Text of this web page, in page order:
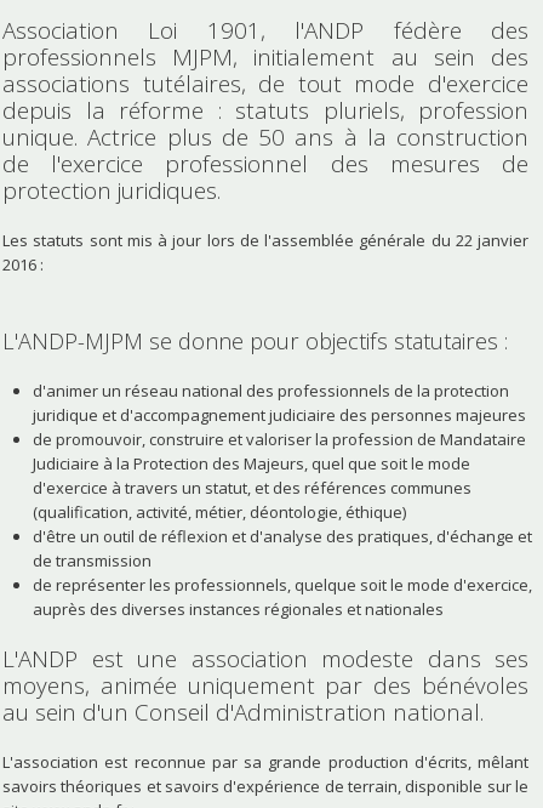
Association Loi 1901, l'ANDP fédère des
professionnels MJPM, initialement au sein des
associations tutélaires, de tout mode d'exercice
depuis la réforme : statuts pluriels, profession
unique. Actrice plus de 50 ans à la construction
de l'exercice professionnel des mesures de
protection juridiques.
Les statuts sont mis à jour lors de l'assemblée générale du 22 janvier
2016 :
L'ANDP-MJPM se donne pour objectifs statutaires :
d'animer un réseau national des professionnels de la protection
juridique et d'accompagnement judiciaire des personnes majeures
de promouvoir, construire et valoriser la profession de Mandataire
Judiciaire à la Protection des Majeurs, quel que soit le mode
d'exercice à travers un statut, et des références communes
(qualification, activité, métier, déontologie, éthique)
d'être un outil de réflexion et d'analyse des pratiques, d'échange et
de transmission
de représenter les professionnels, quelque soit le mode d'exercice,
auprès des diverses instances régionales et nationales
L'ANDP est une association modeste dans ses
moyens, animée uniquement par des bénévoles
au sein d'un Conseil d'Administration national.
L'association est reconnue par sa grande production d'écrits, mêlant
savoirs théoriques et savoirs d'expérience de terrain, disponible sur le